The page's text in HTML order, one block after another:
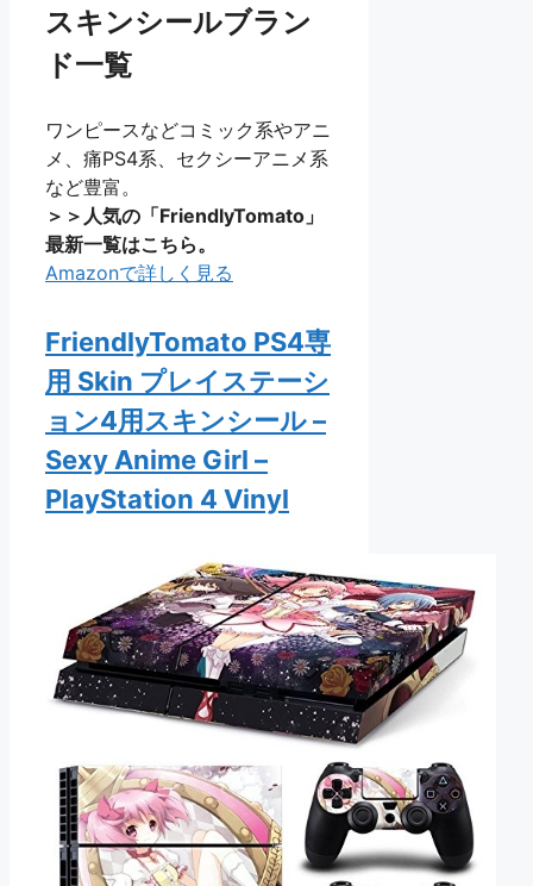
スキンシールブラン
ド一覧
ワンピースなどコミック系やアニ
メ、痛PS4系、セクシーアニメ系
など豊富。
＞＞人気の「FriendlyTomato」
最新一覧はこちら。
Amazonで詳しく見る
FriendlyTomato PS4専
用 Skin プレイステーシ
ョン4用スキンシール –
Sexy Anime Girl –
PlayStation 4 Vinyl